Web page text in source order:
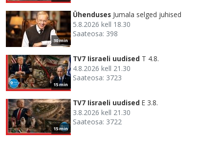
30 min
Ühenduses Jumala selged juhised
5.8.2026 kell 18.30
Saateosa: 398
15 min
TV7 Iisraeli uudised T 4.8.
4.8.2026 kell 21.30
Saateosa: 3723
15 min
TV7 Iisraeli uudised E 3.8.
3.8.2026 kell 21.30
Saateosa: 3722